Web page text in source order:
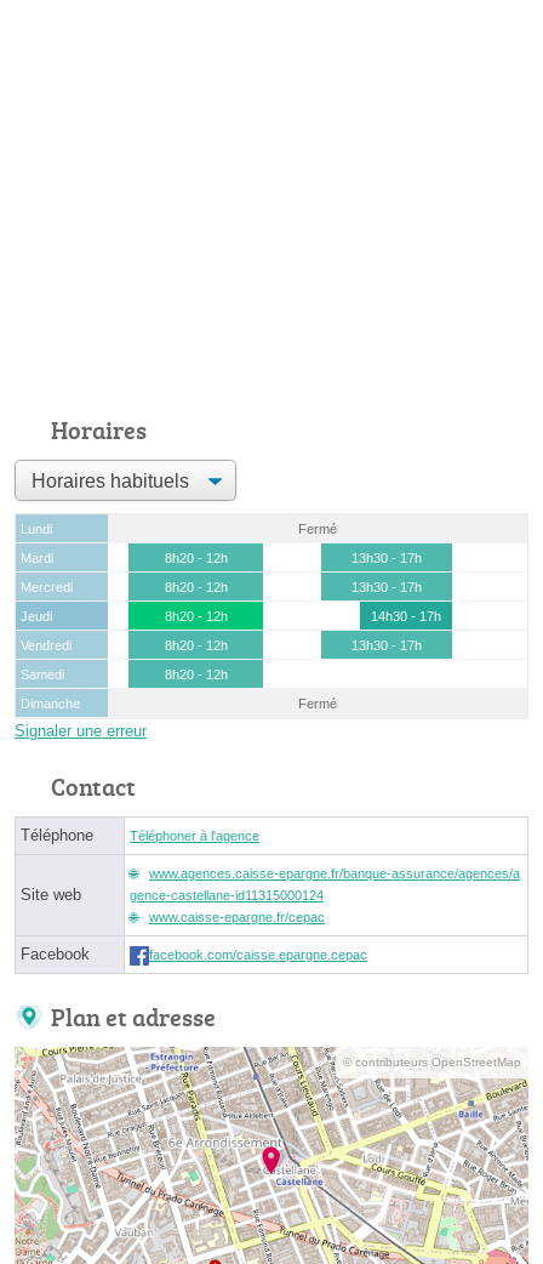
Horaires
Lundi
Fermé
Mardi
8h20 - 12h
13h30 - 17h
Mercredi
8h20 - 12h
13h30 - 17h
Jeudi
8h20 - 12h
14h30 - 17h
Vendredi
8h20 - 12h
13h30 - 17h
Samedi
8h20 - 12h
Dimanche
Fermé
Signaler une erreur
Contact
Téléphone Téléphoner à l'agence
Site web
www.agences.caisse-epargne.fr/banque-assurance/agences/a
gence-castellane-id11315000124
www.caisse-epargne.fr/cepac
Facebook facebook.com/caisse.epargne.cepac
Plan et adresse
© contributeurs OpenStreetMap